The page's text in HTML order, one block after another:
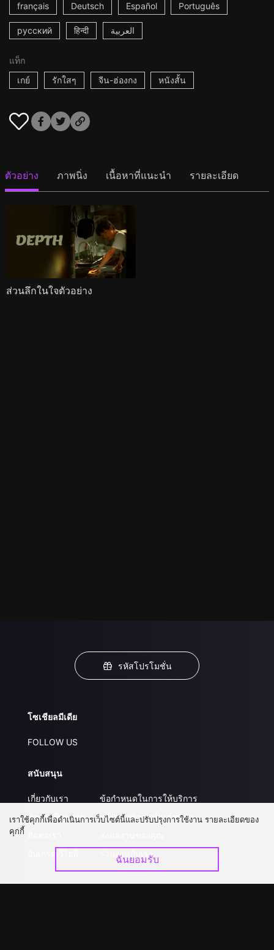
français Deutsch Español Português
русский हिन्दी العربية
แท็ก
เกย์
รักใสๆ จีน-ฮ่องกง หนังสั้น
ตัวอย่าง ภาพนิ่ง เนื้อหาที่แนะนำ รายละเอียด
ส่วนลึกในใจตัวอย่าง
รหัสโปรโมชั่น
โซเชียลมีเดีย
FOLLOW US
สนับสนุน
เกี่ยวกับเรา
คำถามที่พบบ่อย
ข้อกำหนดในการให้บริการ
นโยบายความเป็นส่วนตัว
ร่วมงานกับเรา
เราใช้คุกกี้เพื่อดำเนินการเว็บไซต์นี้และปรับปรุงการใช้งาน รายละเอียดของ
คุกกี้
ฉันยอมรับ